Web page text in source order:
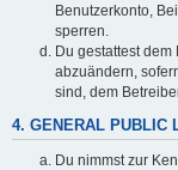
Benutzerkonto,
sperren.
Du gestattest
abzuändern,
sind, dem
4. GENERAL PUBLIC
Du nimmst zur